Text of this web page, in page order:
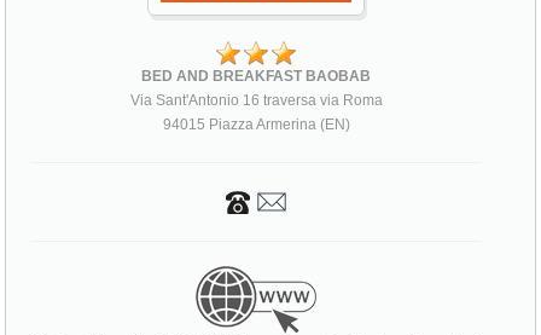
BED AND BREAKFAST BAOBAB
Via Sant'Antonio 16 traversa via Roma
94015 Piazza Armerina (EN)